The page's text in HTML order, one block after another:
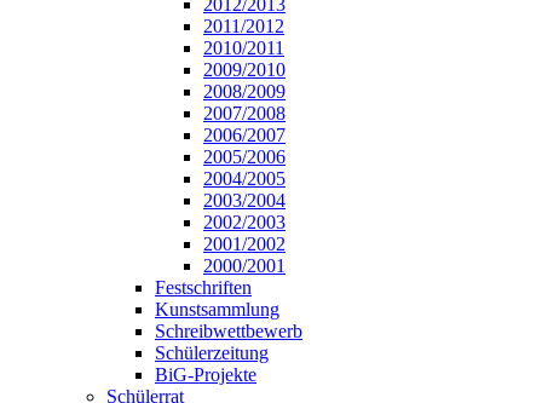
2012/2013
2011/2012
2010/2011
2009/2010
2008/2009
2007/2008
2006/2007
2005/2006
2004/2005
2003/2004
2002/2003
2001/2002
2000/2001
Festschriften
Kunstsammlung
Schreibwettbewerb
Schülerzeitung
BiG-Projekte
Schülerrat